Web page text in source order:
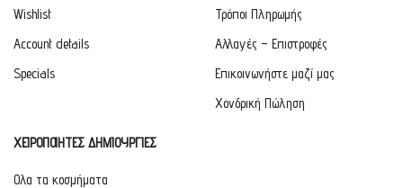
Wishlist
Account details
Specials
Τρόποι Πληρωμής
Αλλαγές – Επιστροφές
Επικοινωνήστε μαζί μας
Χονδρική Πώληση
ΧΕΙΡΟΠΟΙΗΤΕΣ ΔΗΜΙΟΥΡΓΙΕΣ
Ολα τα κοσμήματα